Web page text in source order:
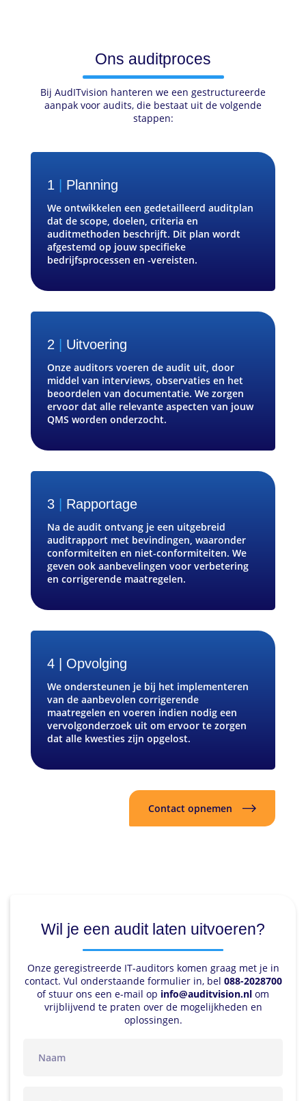
Ons auditproces
Bij AudITvision hanteren we een gestructureerde
aanpak voor audits, die bestaat uit de volgende
stappen:
1 Planning
We ontwikkelen een gedetailleerd auditplan
dat de scope, doelen, criteria en
auditmethoden beschrijft. Dit plan wordt
afgestemd op jouw specifieke
bedrijfsprocessen en -vereisten.
2 Uitvoering
Onze auditors voeren de audit uit, door
middel van interviews, observaties en het
beoordelen van documentatie. We zorgen
ervoor dat alle relevante aspecten van jouw
QMS worden onderzocht.
3 Rapportage
Na de audit ontvang je een uitgebreid
auditrapport met bevindingen, waaronder
conformiteiten en niet-conformiteiten. We
geven ook aanbevelingen voor verbetering
en corrigerende maatregelen.
4 | Opvolging
We ondersteunen je bij het implementeren
van de aanbevolen corrigerende
maatregelen en voeren indien nodig een
vervolgonderzoek uit om ervoor te zorgen
dat alle kwesties zijn opgelost.
Contact opnemen
Wil je een audit laten uitvoeren?
Onze geregistreerde IT-auditors komen graag met je in
contact. Vul onderstaande formulier in, bel 088-2028700
of stuur ons een e-mail op info@auditvision.nl om
vrijblijvend te praten over de mogelijkheden en
oplossingen.